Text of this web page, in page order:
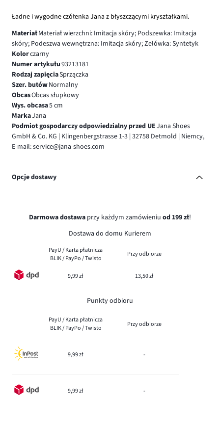
Ładne i wygodne czółenka Jana z błyszczącymi kryształkami.
MateriałMateriał wierzchni: Imitacja skóry; Podszewka: Imitacja
skóry; Podeszwa wewnętrzna: Imitacja skóry; Zelówka: Syntetyk
Kolorczarny
Numer artykułu93213181
Rodzaj zapięciaSprzączka
Szer. butówNormalny
ObcasObcas słupkowy
Wys. obcasa5 cm
MarkaJana
Podmiot gospodarczy odpowiedzialny przed UEJana Shoes
GmbH & Co. KG | Klingenbergstrasse 1-3 | 32758 Detmold | Niemcy,
E-mail: service@jana-shoes.com
Opcje dostawy
Darmowa dostawa przy każdym zamówieniu od 199 zł!
Dostawa do domu Kurierem
PayU / Karta płatnicza
BLIK / PayPo / Twisto
Przy odbiorze
9,99 zł 13,50 zł
Punkty odbioru
PayU / Karta płatnicza
BLIK / PayPo / Twisto
Przy odbiorze
9,99 zł -
9,99 zł -